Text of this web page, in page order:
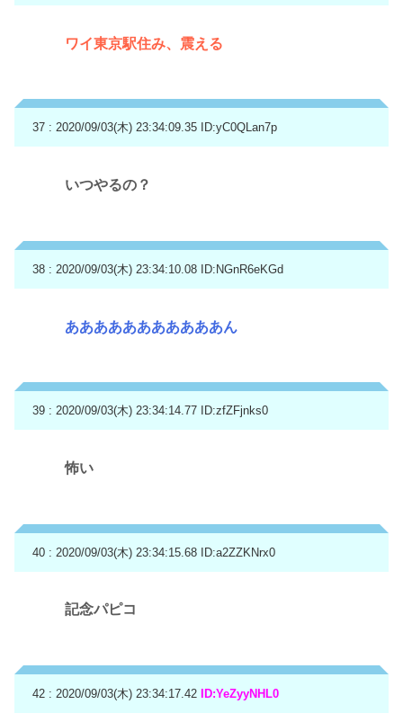
ワイ東京駅住み、震える
37 : 2020/09/03(木) 23:34:09.35 ID:yC0QLan7p
いつやるの？
38 : 2020/09/03(木) 23:34:10.08 ID:NGnR6eKGd
あああああああああああん
39 : 2020/09/03(木) 23:34:14.77 ID:zfZFjnks0
怖い
40 : 2020/09/03(木) 23:34:15.68 ID:a2ZZKNrx0
記念パピコ
42 : 2020/09/03(木) 23:34:17.42 ID:YeZyyNHL0